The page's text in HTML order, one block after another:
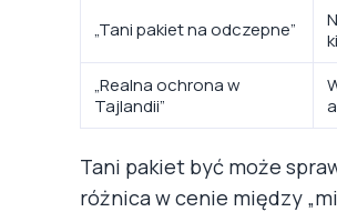
„Tani pakiet na odczepne”
„Realna ochrona w
Tajlandii”
Tani pakiet być może
różnica w cenie między